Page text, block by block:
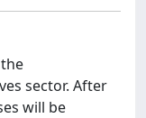
sector. After
will be